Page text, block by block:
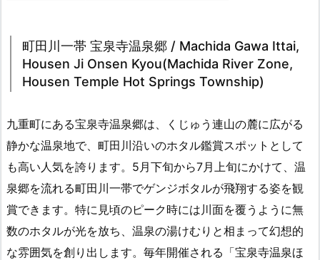
町田川一帯 宝泉寺温泉郷 / Machida Gawa Ittai,
Housen Ji Onsen Kyou(Machida River Zone,
Housen Temple Hot Springs Township)
九重町にある宝泉寺温泉郷は、くじゅう連山の麓に広がる
静かな温泉地で、町田川沿いのホタル鑑賞スポットとして
も高い人気を誇ります。5月下旬から7月上旬にかけて、温
泉郷を流れる町田川一帯でゲンジボタルが飛翔する姿を観
賞できます。特に見頃のピーク時には川面を覆うように無
数のホタルが光を放ち、温泉の湯けむりと相まって幻想的
な雰囲気を創り出します。毎年開催される「宝泉寺温泉ほ